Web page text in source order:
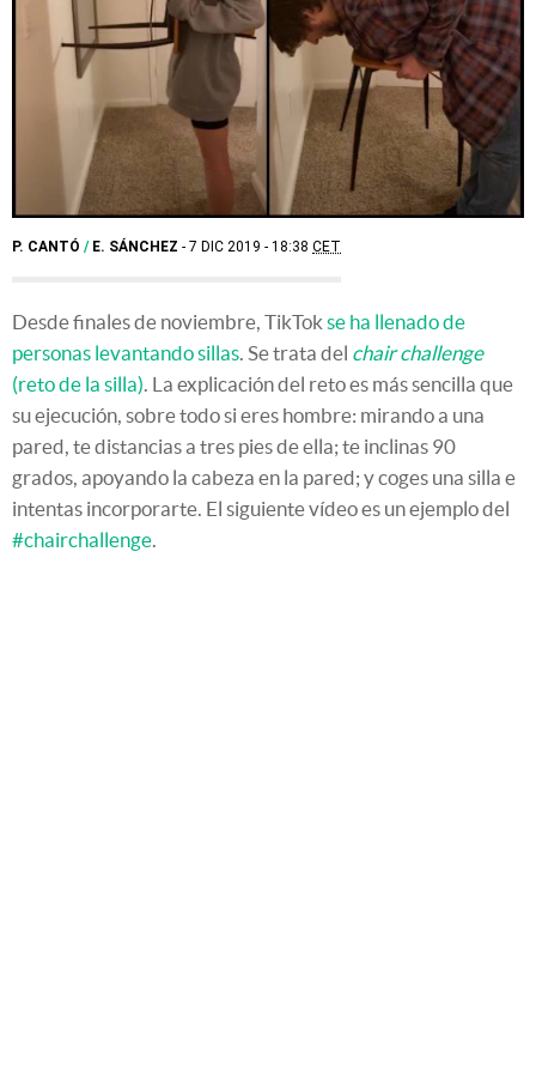
P. CANTÓ / E. SÁNCHEZ 7 DIC 2019 - 18:38 CET
Desde finales de noviembre, TikTok se ha llenado de
personas levantando sillas. Se trata del chair challenge
(reto de la silla). La explicación del reto es más sencilla que
su ejecución, sobre todo si eres hombre: mirando a una
pared, te distancias a tres pies de ella; te inclinas 90
grados, apoyando la cabeza en la pared; y coges una silla e
intentas incorporarte. El siguiente vídeo es un ejemplo del
#chairchallenge.